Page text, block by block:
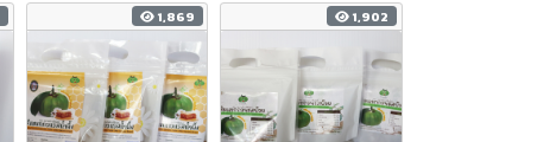
1,869 1,902